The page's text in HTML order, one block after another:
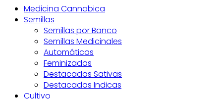
Medicina Cannabica
Semillas
Semillas por Banco
Semillas Medicinales
Automáticas
Feminizadas
Destacadas Sativas
Destacadas Indicas
Cultivo